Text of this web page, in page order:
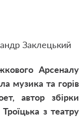
Заклецький
Арсеналу
музика та горів
автор збірки
з театру